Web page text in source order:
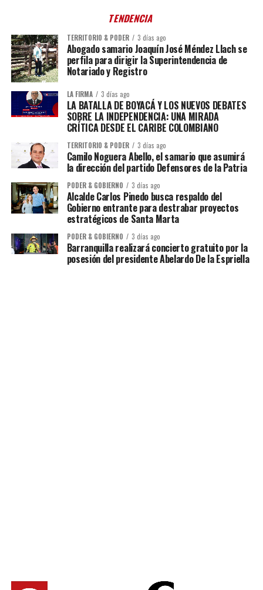
TENDENCIA
TERRITORIO & PODER 3 días ago
Abogado samario Joaquín José Méndez Llach se
perfila para dirigir la Superintendencia de
Notariado y Registro
LA FIRMA 3 días ago
LA BATALLA DE BOYACÁ Y LOS NUEVOS DEBATES
SOBRE LA INDEPENDENCIA: UNA MIRADA
CRÍTICA DESDE EL CARIBE COLOMBIANO
TERRITORIO & PODER 3 días ago
Camilo Noguera Abello, el samario que asumirá
la dirección del partido Defensores de la Patria
PODER & GOBIERNO 3 días ago
Alcalde Carlos Pinedo busca respaldo del
Gobierno entrante para destrabar proyectos
estratégicos de Santa Marta
PODER & GOBIERNO 3 días ago
Barranquilla realizará concierto gratuito por la
posesión del presidente Abelardo De la Espriella